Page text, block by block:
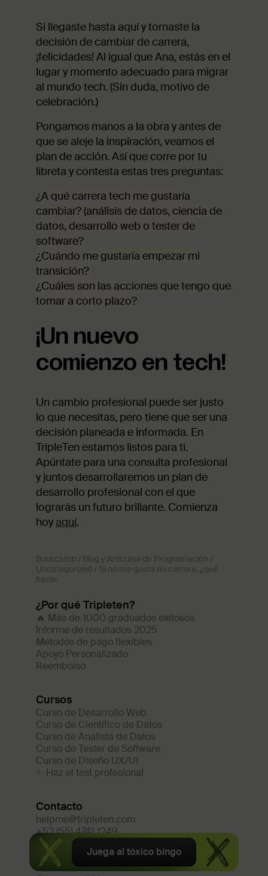
Si llegaste hasta aquí y tomaste la
decisión de cambiar de carrera,
¡felicidades! Al igual que Ana, estás en el
lugar y momento adecuado para migrar
al mundo tech. (Sin duda, motivo de
celebración.)
Pongamos manos a la obra y antes de
que se aleje la inspiración, veamos el
plan de acción. Así que corre por tu
libreta y contesta estas tres preguntas:
¿A qué carrera tech me gustaría
cambiar? (análisis de datos, ciencia de
datos, desarrollo web o tester de
software?
¿Cuándo me gustaría empezar mi
transición?
¿Cuáles son las acciones que tengo que
tomar a corto plazo?
¡Un nuevo
comienzo en tech!
Un cambio profesional puede ser justo
lo que necesitas, pero tiene que ser una
decisión planeada e informada. En
TripleTen estamos listos para ti.
Apúntate para una consulta profesional
y juntos desarrollaremos un plan de
desarrollo profesional con el que
lograrás un futuro brillante. Comienza
hoy aquí.
Bootcamp / Blog y Artículos de Programación /
Uncategorized / Si no me gusta mi carrera, ¿qué
hacer
¿Por qué Tripleten?
🔥 Más de 1000 graduados exitosos
Informe de resultados 2025
Métodos de pago flexibles
Apoyo Personalizado
Reembolso
Cursos
Curso de Desarrollo Web
Curso de Científico de Datos
Curso de Analista de Datos
Curso de Tester de Software
Curso de Diseño UX/UI
✨ Haz el test profesional
Contacto
helpme@tripleten.com
+52 (55) 4741 1249
TripleTen Inc.
1603 Capitol Ave,
Suite #512A,
Juega al tóxico bingo